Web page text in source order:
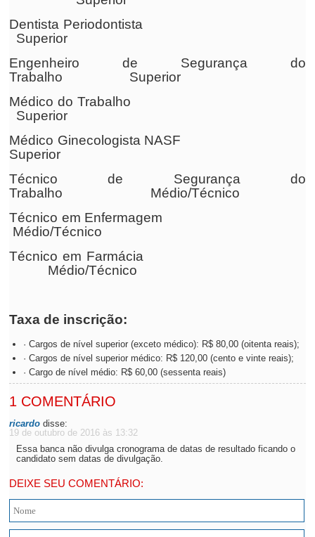
Dentista Periodontista
Superior
Engenheiro de Segurança do
Trabalho Superior
Médico do Trabalho
Superior
Médico Ginecologista NASF
Superior
Técnico de Segurança do
Trabalho Médio/Técnico
Técnico em Enfermagem
Médio/Técnico
Técnico em Farmácia
Médio/Técnico
Taxa de inscrição:
· Cargos de nível superior (exceto médico): R$ 80,00 (oitenta reais);
· Cargos de nível superior médico: R$ 120,00 (cento e vinte reais);
· Cargo de nível médio: R$ 60,00 (sessenta reais)
1 COMENTÁRIO
ricardo disse:
19 de outubro de 2016 às 13:32
Essa banca não divulga cronograma de datas de resultado ficando o
candidato sem datas de divulgação.
DEIXE SEU COMENTÁRIO: